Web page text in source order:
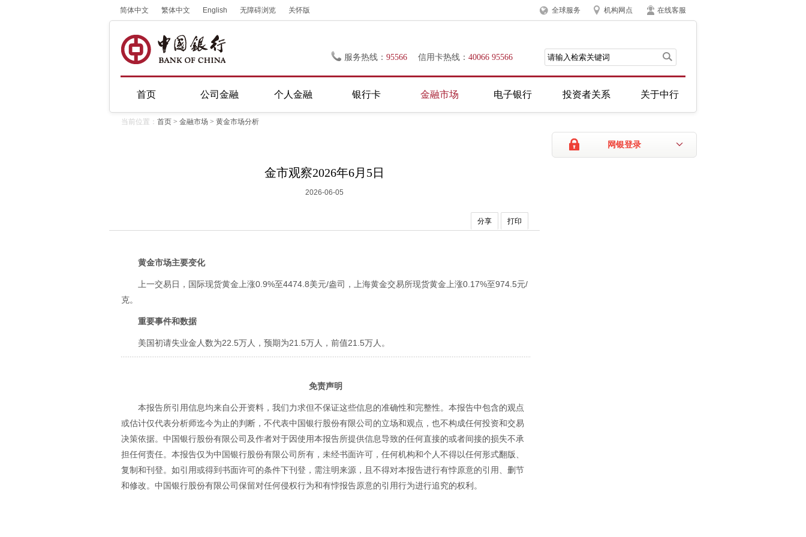
简体中文 繁体中文 English 无障碍浏览 关怀版 全球服务 机构网点 在线客服
服务热线： 95566 信用卡热线： 40066 95566
首页 公司金融 个人金融 银行卡 金融市场 电子银行 投资者关系 关于中行
当前位置： 首页 > 金融市场 > 黄金市场分析
网银登录
金市观察2026年6月5日
2026-06-05
分享 打印
黄金市场主要变化
上一交易日，国际现货黄金上涨0.9%至4474.8美元/盎司，上海黄金交易所现货黄金上涨0.17%至974.5元/
克。
重要事件和数据
美国初请失业金人数为22.5万人，预期为21.5万人，前值21.5万人。
免责声明
本报告所引用信息均来自公开资料，我们力求但不保证这些信息的准确性和完整性。本报告中包含的观点
或估计仅代表分析师迄今为止的判断，不代表中国银行股份有限公司的立场和观点，也不构成任何投资和交易
决策依据。中国银行股份有限公司及作者对于因使用本报告所提供信息导致的任何直接的或者间接的损失不承
担任何责任。本报告仅为中国银行股份有限公司所有，未经书面许可，任何机构和个人不得以任何形式翻版、
复制和刊登。如引用或得到书面许可的条件下刊登，需注明来源，且不得对本报告进行有悖原意的引用、删节
和修改。中国银行股份有限公司保留对任何侵权行为和有悖报告原意的引用行为进行追究的权利。